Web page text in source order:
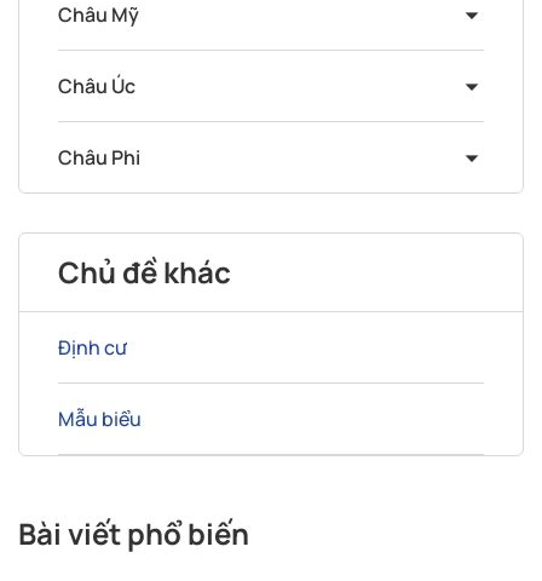
Châu Mỹ
Châu Úc
Châu Phi
Chủ đề khác
Định cư
Mẫu biểu
Bài viết phổ biến